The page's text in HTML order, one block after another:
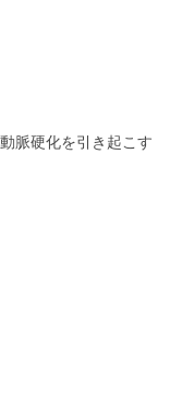
脈硬化を引き起こす